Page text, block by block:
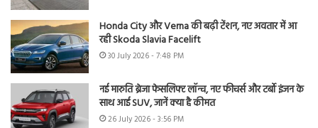
Honda City और Verna की बढ़ी टेंशन, नए अवतार में आ
रही Skoda Slavia Facelift
30 July 2026 - 7:48 PM
नई मारुति ब्रेजा फेसलिफ्ट लॉन्च, नए फीचर्स और टर्बो इंजन के
साथ आई SUV, जानें क्या है कीमत
26 July 2026 - 3:56 PM